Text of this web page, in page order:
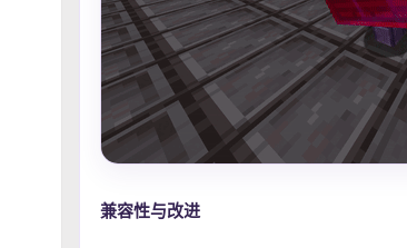
兼容性与改进